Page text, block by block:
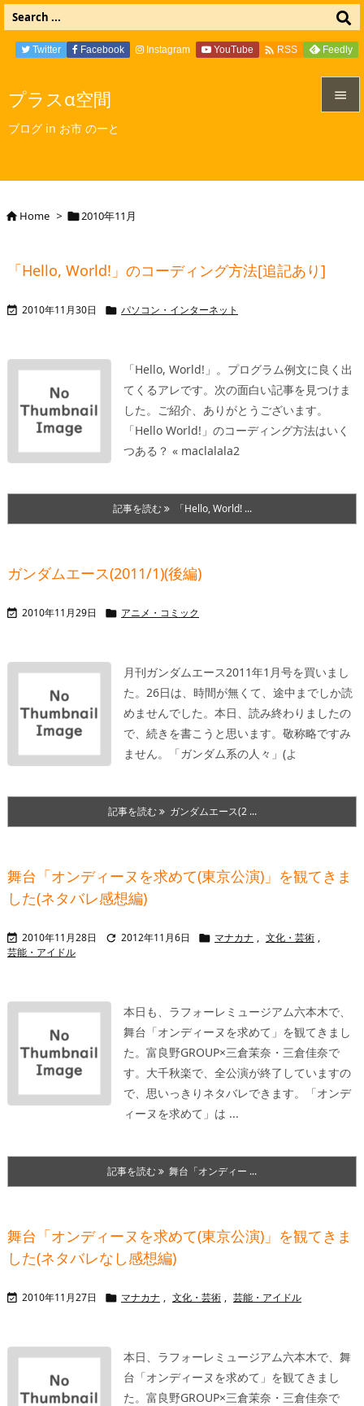
プラスα空間
ブログ in お市 のーと

Twitter Facebook Instagram YouTube  RSS Feedly
Home > 2010年11月
「Hello, World!」のコーディング方法[追記あり]
 2010年11月30日  パソコン・インターネット
「Hello, World!」。プログラム例文に良く出
てくるアレです。次の面白い記事を見つけま
した。ご紹介、ありがとうございます。
「Hello World!」のコーディング方法はいく
つある？ « maclalala2
記事を読む 「Hello, World! ...
ガンダムエース(2011/1)(後編)
 2010年11月29日  アニメ・コミック
月刊ガンダムエース2011年1月号を買いまし
た。26日は、時間が無くて、途中までしか読
めませんでした。本日、読み終わりましたの
で、続きを書こうと思います。 敬称略ですみ
ません。
「ガンダム系の人々」(よ
記事を読む ガンダムエース(2 ...
舞台「オンディーヌを求めて(東京公演)」を観てきま
した(ネタバレ感想編)
 2010年11月28日  2012年11月6日  マナカナ , 文化・芸術 ,
芸能・アイドル
本日も、ラフォーレミュージアム六本木で、
舞台「オンディーヌを求めて」を観てきまし
た。富良野GROUP×三倉茉奈・三倉佳奈で
す。大千秋楽で、全公演が終了していますの
で、思いっきりネタバレできます。
「オンデ
ィーヌを求めて」は ...
記事を読む 舞台「オンディー ...
舞台「オンディーヌを求めて(東京公演)」を観てきま
した(ネタバレなし感想編)
 2010年11月27日  マナカナ , 文化・芸術 , 芸能・アイドル
本日、ラフォーレミュージアム六本木で、舞
台「オンディーヌを求めて」を観てきまし
た。富良野GROUP×三倉茉奈・三倉佳奈で